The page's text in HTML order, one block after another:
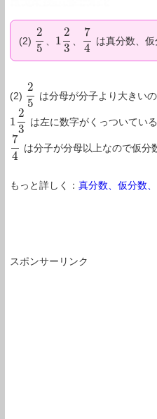
(2)
2
5
25 1
2
3
123
7
4
74 は真分数、
(2)
2
5
25 は分母が分子より大きいの
1
2
3
123 は左に数字がくっついてい
7
4
74 は分子が分母以上なので仮分
もっと詳しく： 真分数、仮分数
スポンサーリンク